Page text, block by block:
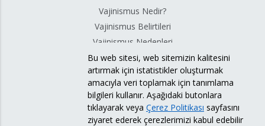
Vajinismus Nedir?
Vajinismus Belirtileri
Vajinismus Nedenleri
Kadınlarda İlk Gece Korkusu
Cinsel İlişkide Kasılma
Vajinismus Türleri
Vajinusmus
Vajinismus Bilimsel Makale
Bu web sitesi, web sitemizin kalitesini
artırmak için istatistikler oluşturmak
amacıyla veri toplamak için tanımlama
bilgileri kullanır. Aşağıdaki butonlara
tıklayarak veya Çerez Politikası sayfasını
ziyaret ederek çerezlerimizi kabul edebilir